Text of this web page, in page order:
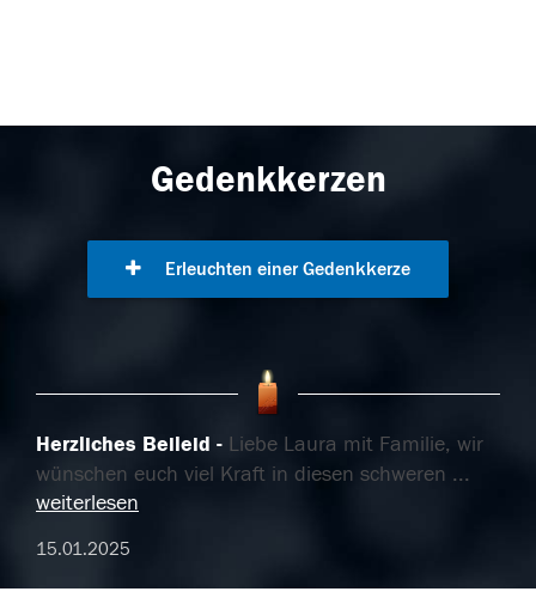
Gedenkkerzen
Erleuchten einer Gedenkkerze
Herzliches Beileid
Liebe Laura mit Familie, wir
wünschen euch viel Kraft in diesen schweren ...
weiterlesen
15.01.2025